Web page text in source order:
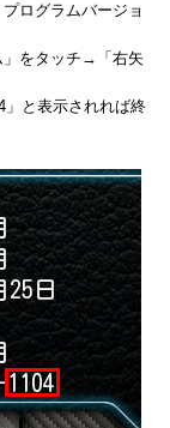
ログラムバージョ
をタッチ→「右矢
」と表示されれば終